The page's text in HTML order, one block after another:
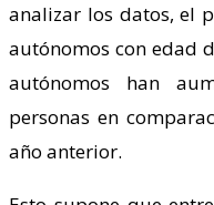
analizar los datos, el
autónomos con edad
autónomos han
personas en
año anterior.